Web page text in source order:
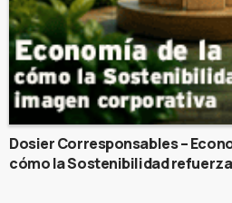
Dosier Corresponsables –
cómo la Sostenibilidad